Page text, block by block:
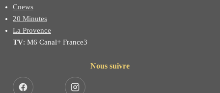
Cnews
20 Minutes
La Provence
TV: M6 Canal+ France3
Nous suivre